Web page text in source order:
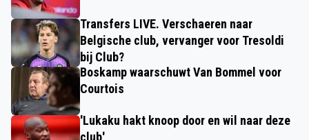
Transfers LIVE. Verschaeren naar
Belgische club, vervanger voor Tresoldi
bij Club?
Boskamp waarschuwt Van Bommel voor
Courtois
'Lukaku hakt knoop door en wil naar deze
club'